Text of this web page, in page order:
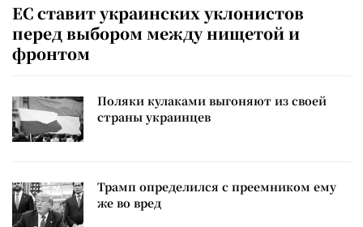
ЕС ставит украинских уклонистов
перед выбором между нищетой и
фронтом
Поляки кулаками выгоняют из своей
страны украинцев
Трамп определился с преемником ему
же во вред